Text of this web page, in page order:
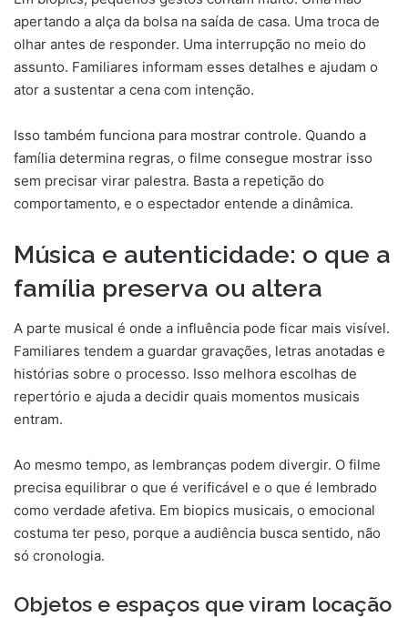
apertando a alça da bolsa na saída de casa. Uma troca de
olhar antes de responder. Uma interrupção no meio do
assunto. Familiares informam esses detalhes e ajudam o
ator a sustentar a cena com intenção.
Isso também funciona para mostrar controle. Quando a
família determina regras, o filme consegue mostrar isso
sem precisar virar palestra. Basta a repetição do
comportamento, e o espectador entende a dinâmica.
Música e autenticidade: o que a
família preserva ou altera
A parte musical é onde a influência pode ficar mais visível.
Familiares tendem a guardar gravações, letras anotadas e
histórias sobre o processo. Isso melhora escolhas de
repertório e ajuda a decidir quais momentos musicais
entram.
Ao mesmo tempo, as lembranças podem divergir. O filme
precisa equilibrar o que é verificável e o que é lembrado
como verdade afetiva. Em biopics musicais, o emocional
costuma ter peso, porque a audiência busca sentido, não
só cronologia.
Objetos e espaços que viram locação